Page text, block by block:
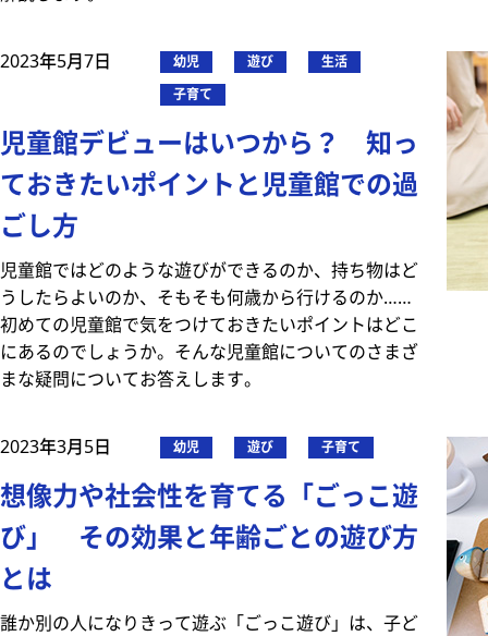
2023年5月7日 幼児 遊び
生活
子育て
児童館デビューはいつから？ 知っ
ておきたいポイントと児童館での過
ごし方
児童館ではどのような遊びができるのか、持ち物はど
うしたらよいのか、そもそも何歳から行けるのか……
初めての児童館で気をつけておきたいポイントはどこ
にあるのでしょうか。そんな児童館についてのさまざ
まな疑問についてお答えします。
2023年3月5日 幼児 遊び 子育て
想像力や社会性を育てる「ごっこ遊
び」 その効果と年齢ごとの遊び方
とは
誰か別の人になりきって遊ぶ「ごっこ遊び」は、子ど